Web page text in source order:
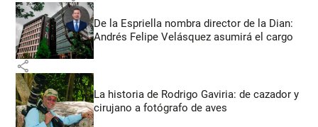
De la Espriella nombra director de la Dian:
Andrés Felipe Velásquez asumirá el cargo
share
La historia de Rodrigo Gaviria: de cazador y
cirujano a fotógrafo de aves